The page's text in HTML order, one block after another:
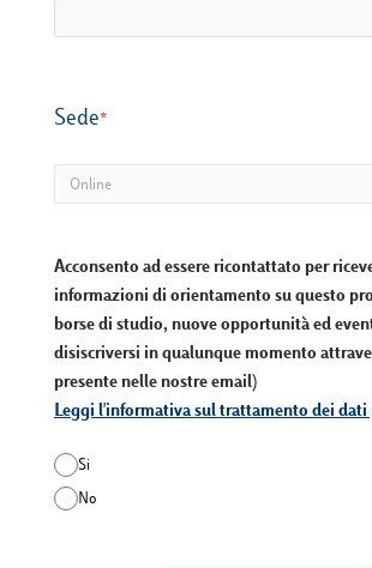
Sede
Acconsento ad essere ricontattato per
informazioni di orientamento su questo
borse di studio, nuove opportunità ed
disiscriversi in qualunque momento
presente nelle nostre email)
Leggi l'informativa sul trattamento dei dati
Si
No